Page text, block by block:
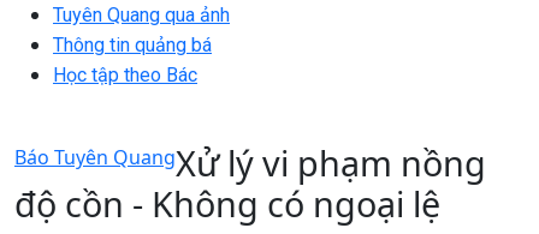
Tuyên Quang qua ảnh
Thông tin quảng bá
Học tập theo Bác
Báo Tuyên QuangXử lý vi phạm nồng
độ cồn - Không có ngoại lệ